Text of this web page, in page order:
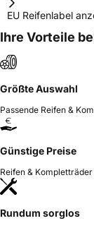
EU Reifenlabel
Ihre Vorteile
Größte Auswahl
Passende Reifen &
Günstige Preise
Reifen &
Rundum sorglos